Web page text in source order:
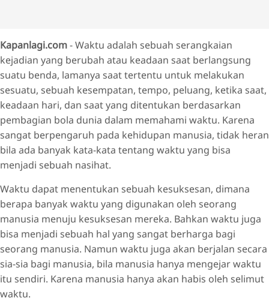
Kapanlagi.com- Waktu adalah sebuah serangkaian
kejadian yang berubah atau keadaan saat berlangsung
suatu benda, lamanya saat tertentu untuk melakukan
sesuatu, sebuah kesempatan, tempo, peluang, ketika saat,
keadaan hari, dan saat yang ditentukan berdasarkan
pembagian bola dunia dalam memahami waktu. Karena
sangat berpengaruh pada kehidupan manusia, tidak heran
bila ada banyak kata-kata tentang waktu yang bisa
menjadi sebuah nasihat.
Waktu dapat menentukan sebuah kesuksesan, dimana
berapa banyak waktu yang digunakan oleh seorang
manusia menuju kesuksesan mereka. Bahkan waktu juga
bisa menjadi sebuah hal yang sangat berharga bagi
seorang manusia. Namun waktu juga akan berjalan secara
sia-sia bagi manusia, bila manusia hanya mengejar waktu
itu sendiri. Karena manusia hanya akan habis oleh selimut
waktu.